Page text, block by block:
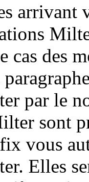
cas des
par le
sont
vous
Elles